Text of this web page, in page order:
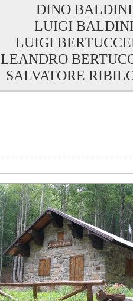
DINO BALDINI
LUIGI
LUIGI
LEANDRO
SALVATORE